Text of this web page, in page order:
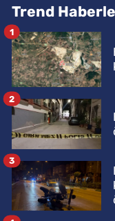
Trend
1
2
3